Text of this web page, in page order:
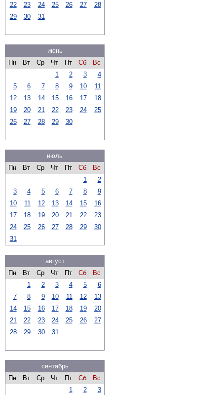
22 23 24 25 26 27
28
29
30 31
июнь
Пн
Вт Ср Чт Пт Сб
Вс
1
2 3
4
5
6 7 8 9 10
11
12
13 14 15 16 17
18
19
20 21 22 23 24
25
26
27 28 29 30
июль
Пн
Вт Ср Чт Пт Сб
Вс
1
2
3
4 5 6 7 8
9
10
11 12 13 14 15
16
17
18 19 20 21 22
23
24
25 26 27 28 29
30
31
август
Пн
Вт Ср Чт Пт Сб
Вс
1
2 3 4 5
6
7
8 9 10 11 12
13
14
15 16 17 18 19
20
21
22 23 24 25 26
27
28
29 30 31
сентябрь
Пн
Вт Ср Чт Пт Сб
Вс
1
2
3